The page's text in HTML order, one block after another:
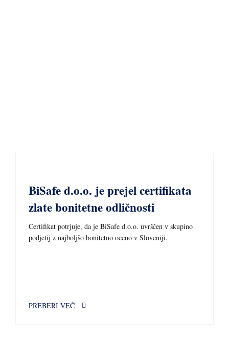
BiSafe d.o.o. je prejel certifikata
zlate bonitetne odličnosti
Certifikat potrjuje, da je BiSafe d.o.o. uvrščen v skupino
podjetij z najboljšo bonitetno oceno v Sloveniji.
PREBERI VEČ